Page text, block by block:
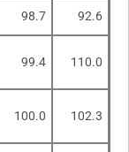
98.7 92.6
99.4 110.0
100.0 102.3